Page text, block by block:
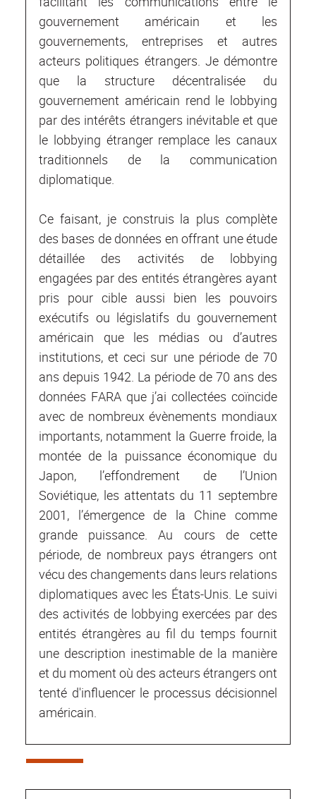
gouvernement américain et les
gouvernements, entreprises et autres
acteurs politiques étrangers. Je démontre
que la structure décentralisée du
gouvernement américain rend le lobbying
par des intérêts étrangers inévitable et que
le lobbying étranger remplace les canaux
traditionnels de la communication
diplomatique.
Ce faisant, je construis la plus complète
des bases de données en offrant une étude
détaillée des activités de lobbying
engagées par des entités étrangères ayant
pris pour cible aussi bien les pouvoirs
exécutifs ou législatifs du gouvernement
américain que les médias ou d’autres
institutions, et ceci sur une période de 70
ans depuis 1942. La période de 70 ans des
données FARA que j’ai collectées coïncide
avec de nombreux évènements mondiaux
importants, notamment la Guerre froide, la
montée de la puissance économique du
Japon, l’effondrement de l’Union
Soviétique, les attentats du 11 septembre
2001, l’émergence de la Chine comme
grande puissance. Au cours de cette
période, de nombreux pays étrangers ont
vécu des changements dans leurs relations
diplomatiques avec les États-Unis. Le suivi
des activités de lobbying exercées par des
entités étrangères au fil du temps fournit
une description inestimable de la manière
et du moment où des acteurs étrangers ont
tenté d'influencer le processus décisionnel
américain.